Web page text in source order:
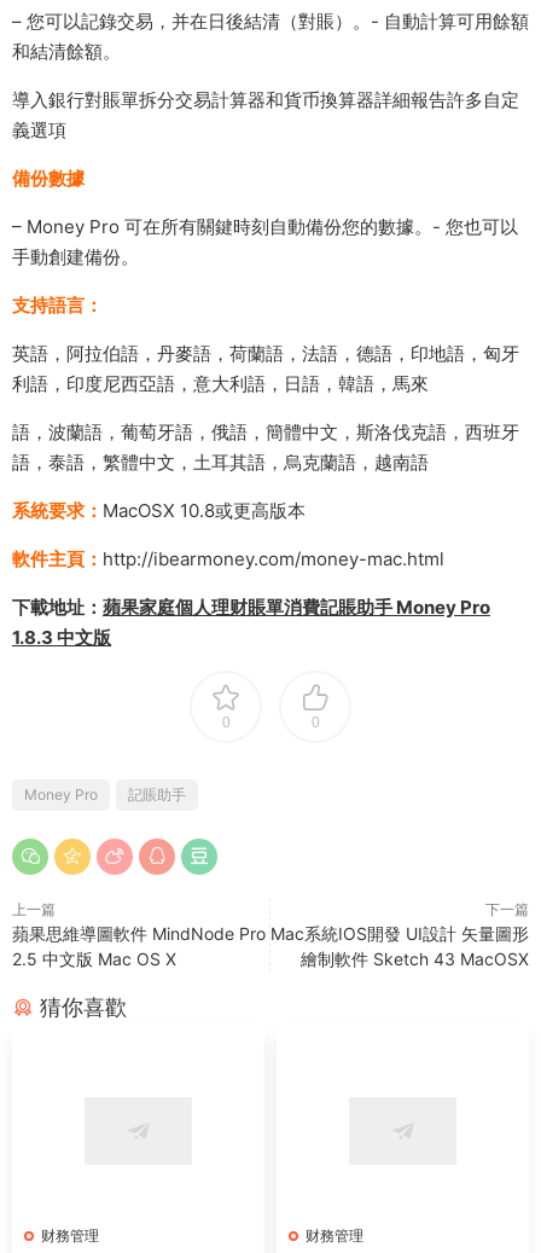
– 您可以記錄交易，并在日後結清（對賬）。- 自動計算可用餘額
和結清餘額。
導入銀行對賬單拆分交易計算器和貨币換算器詳細報告許多自定
義選項
備份數據
– Money Pro 可在所有關鍵時刻自動備份您的數據。- 您也可以
手動創建備份。
支持語言：
英語，阿拉伯語，丹麥語，荷蘭語，法語，德語，印地語，匈牙
利語，印度尼西亞語，意大利語，日語，韓語，馬來
語，波蘭語，葡萄牙語，俄語，簡體中文，斯洛伐克語，西班牙
語，泰語，繁體中文，土耳其語，烏克蘭語，越南語
系統要求： MacOSX 10.8或更高版本
軟件主頁： http://ibearmoney.com/money-mac.html
下載地址： 蘋果家庭個人理财賬單消費記賬助手 Money Pro
1.8.3 中文版
0 0
Money Pro 記賬助手
上一篇
蘋果思維導圖軟件 MindNode Pro
2.5 中文版 Mac OS X
下一篇
Mac系統IOS開發 UI設計 矢量圖形
繪制軟件 Sketch 43 MacOSX
猜你喜歡
财務管理 财務管理